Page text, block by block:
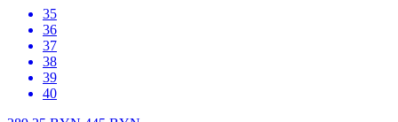
35
36
37
38
39
40